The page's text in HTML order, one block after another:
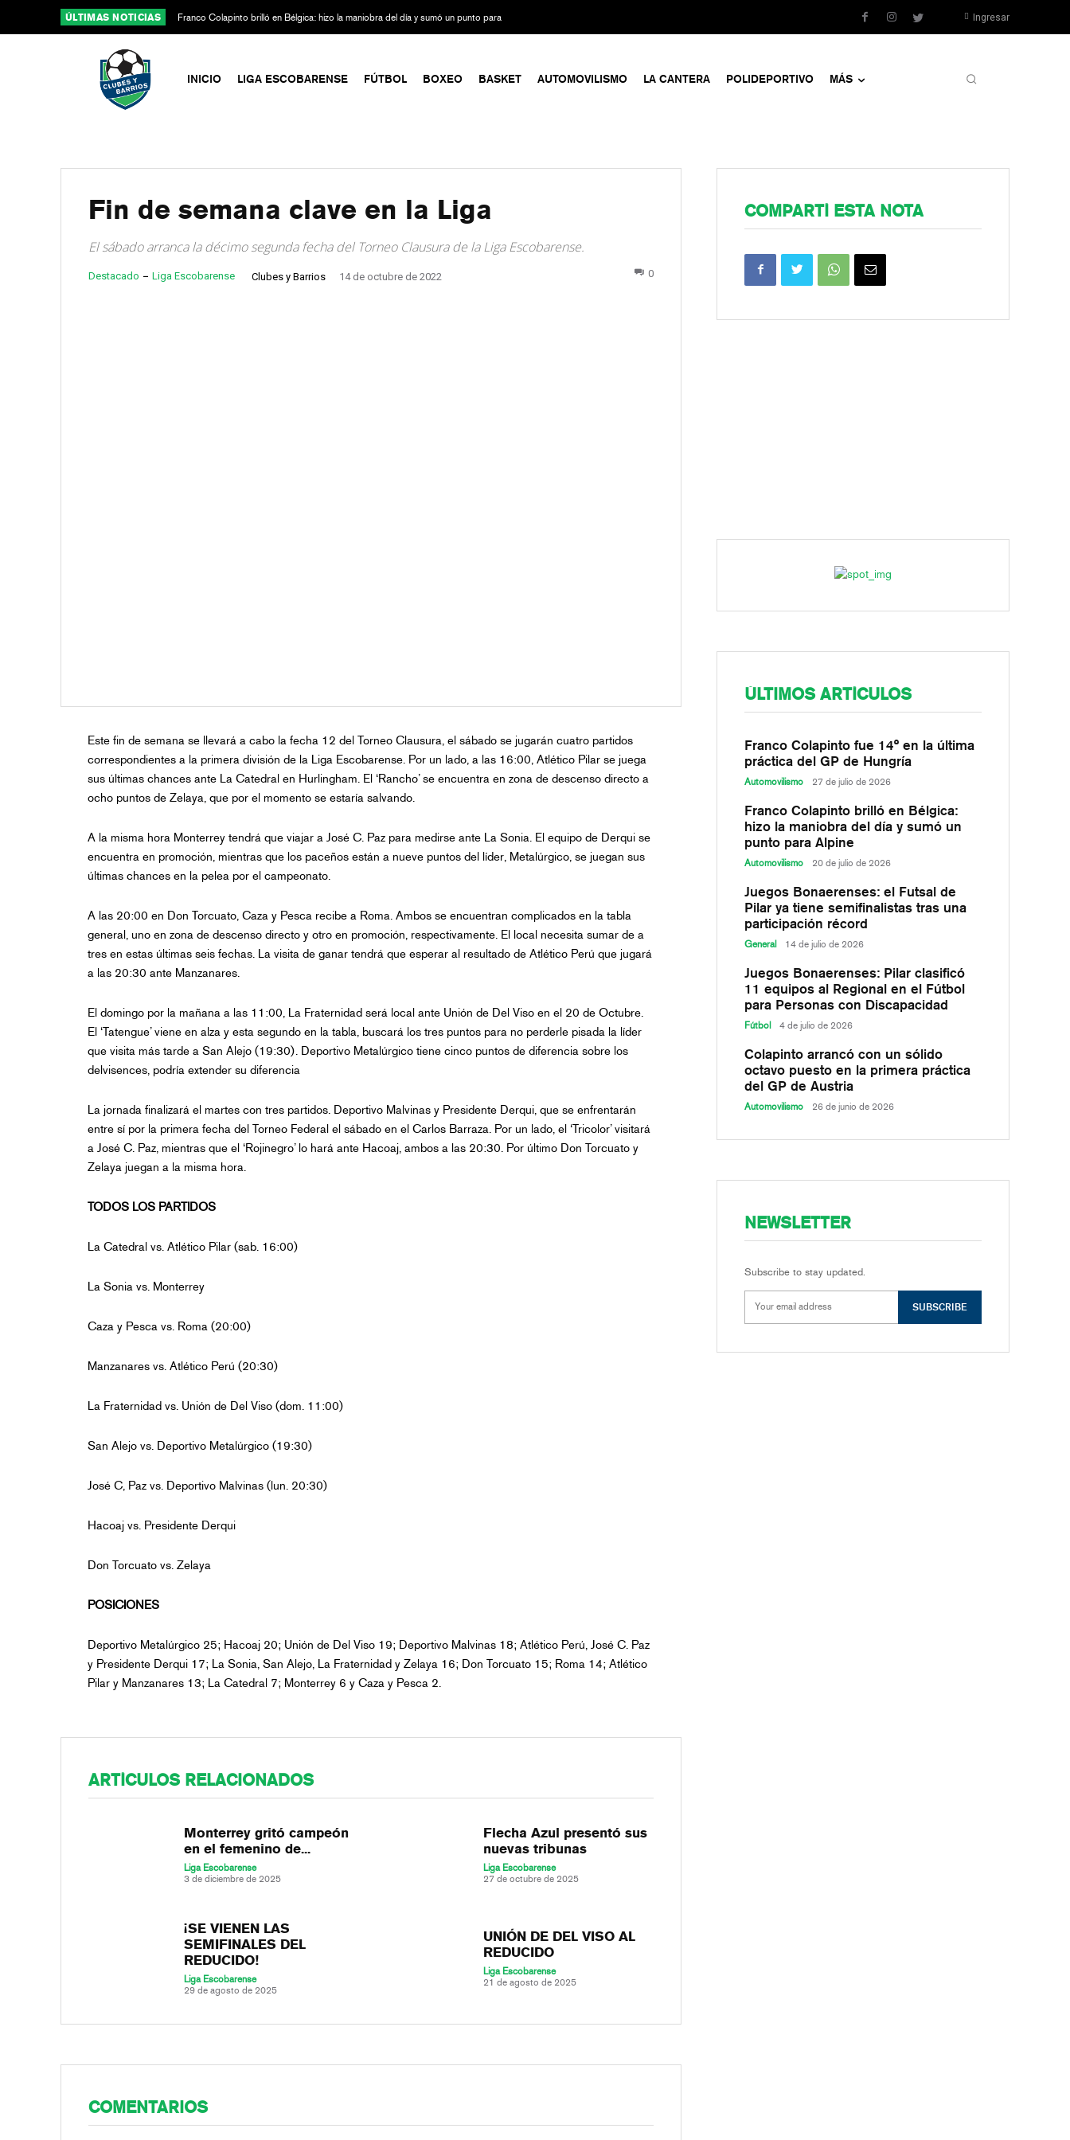
ÚLTIMAS NOTICIAS
Franco Colapinto brilló en Bélgica: hizo la maniobra del día y sumó un punto para
Alpine
Ingresar
INICIO LIGA ESCOBARENSE FÚTBOL BOXEO BASKET AUTOMOVILISMO LA CANTERA POLIDEPORTIVO MÁS
Fin de semana clave en la Liga
El sábado arranca la décimo segunda fecha del Torneo Clausura de la Liga Escobarense.
Destacado Liga Escobarense Clubes y Barrios 14 de octubre de 2022 0
Este fin de semana se llevará a cabo la fecha 12 del Torneo Clausura, el sábado se jugarán cuatro partidos
correspondientes a la primera división de la Liga Escobarense. Por un lado, a las 16:00, Atlético Pilar se juega
sus últimas chances ante La Catedral en Hurlingham. El ‘Rancho’ se encuentra en zona de descenso directo a
ocho puntos de Zelaya, que por el momento se estaría salvando.
A la misma hora Monterrey tendrá que viajar a José C. Paz para medirse ante La Sonia. El equipo de Derqui se
encuentra en promoción, mientras que los paceños están a nueve puntos del líder, Metalúrgico, se juegan sus
últimas chances en la pelea por el campeonato.
A las 20:00 en Don Torcuato, Caza y Pesca recibe a Roma. Ambos se encuentran complicados en la tabla
general, uno en zona de descenso directo y otro en promoción, respectivamente. El local necesita sumar de a
tres en estas últimas seis fechas. La visita de ganar tendrá que esperar al resultado de Atlético Perú que jugará
a las 20:30 ante Manzanares.
El domingo por la mañana a las 11:00, La Fraternidad será local ante Unión de Del Viso en el 20 de Octubre.
El ‘Tatengue’ viene en alza y esta segundo en la tabla, buscará los tres puntos para no perderle pisada la líder
que visita más tarde a San Alejo (19:30). Deportivo Metalúrgico tiene cinco puntos de diferencia sobre los
delvisences, podría extender su diferencia
La jornada finalizará el martes con tres partidos. Deportivo Malvinas y Presidente Derqui, que se enfrentarán
entre sí por la primera fecha del Torneo Federal el sábado en el Carlos Barraza. Por un lado, el ‘Tricolor’ visitará
a José C. Paz, mientras que el ‘Rojinegro’ lo hará ante Hacoaj, ambos a las 20:30. Por último Don Torcuato y
Zelaya juegan a la misma hora.
TODOS LOS PARTIDOS
La Catedral vs. Atlético Pilar (sab. 16:00)
La Sonia vs. Monterrey
Caza y Pesca vs. Roma (20:00)
Manzanares vs. Atlético Perú (20:30)
La Fraternidad vs. Unión de Del Viso (dom. 11:00)
San Alejo vs. Deportivo Metalúrgico (19:30)
José C, Paz vs. Deportivo Malvinas (lun. 20:30)
Hacoaj vs. Presidente Derqui
Don Torcuato vs. Zelaya
POSICIONES
Deportivo Metalúrgico 25; Hacoaj 20; Unión de Del Viso 19; Deportivo Malvinas 18; Atlético Perú, José C. Paz
y Presidente Derqui 17; La Sonia, San Alejo, La Fraternidad y Zelaya 16; Don Torcuato 15; Roma 14; Atlético
Pilar y Manzanares 13; La Catedral 7; Monterrey 6 y Caza y Pesca 2.
ARTÍCULOS RELACIONADOS
Monterrey gritó campeón
en el femenino de...
Liga Escobarense
3 de diciembre de 2025
Flecha Azul presentó sus
nuevas tribunas
Liga Escobarense
27 de octubre de 2025
¡SE VIENEN LAS
SEMIFINALES DEL
REDUCIDO!
Liga Escobarense
29 de agosto de 2025
UNIÓN DE DEL VISO AL
REDUCIDO
Liga Escobarense
21 de agosto de 2025
COMENTARIOS
COMPARTÍ ESTA NOTA
ÚLTIMOS ARTÍCULOS
Franco Colapinto fue 14° en la última
práctica del GP de Hungría
Automovilismo 27 de julio de 2026
Franco Colapinto brilló en Bélgica:
hizo la maniobra del día y sumó un
punto para Alpine
Automovilismo 20 de julio de 2026
Juegos Bonaerenses: el Futsal de
Pilar ya tiene semifinalistas tras una
participación récord
General 14 de julio de 2026
Juegos Bonaerenses: Pilar clasificó
11 equipos al Regional en el Fútbol
para Personas con Discapacidad
Fútbol 4 de julio de 2026
Colapinto arrancó con un sólido
octavo puesto en la primera práctica
del GP de Austria
Automovilismo 26 de junio de 2026
NEWSLETTER
Subscribe to stay updated.
SUBSCRIBE